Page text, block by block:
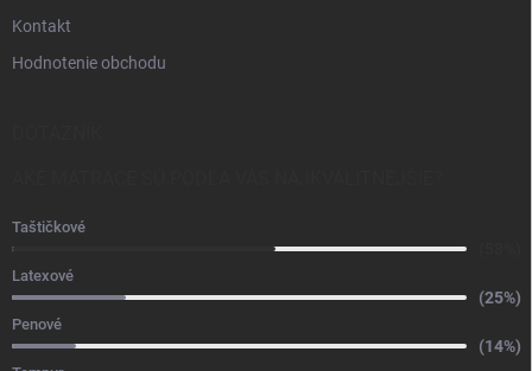
Kontakt
Hodnotenie obchodu
Taštičkové
Latexové
(25%)
Penové
(14%)